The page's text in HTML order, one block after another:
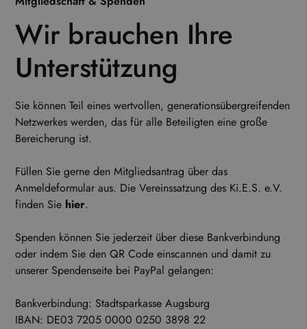
Wir brauchen Ihre
Unterstützung
Sie können Teil eines wertvollen, generationsübergreifenden
Netzwerkes werden, das für alle Beteiligten eine große
Bereicherung ist.
Füllen Sie gerne den Mitgliedsantrag über das
Anmeldeformular aus. Die Vereinssatzung des Ki.E.S. e.V.
finden Sie hier.
Spenden können Sie jederzeit über diese Bankverbindung
oder indem Sie den QR Code einscannen und damit zu
unserer Spendenseite bei PayPal gelangen:
Bankverbindung: Stadtsparkasse Augsburg
IBAN: DE03 7205 0000 0250 3898 22